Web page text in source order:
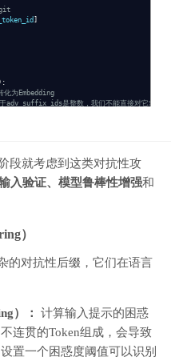
]
为Embedding
adv_suffix_ids是整数，我们不能直接对它求导
或直接操作梯度（Projected Gradient
embedding(adv_suffix_ids.detach())
= True
向传播以确保梯度流向adv_suffix_embed)
)
度来指导选择新的离散Token
连续嵌入投影到词汇表中最近的K个Token
段就考虑到这类对抗性攻
入验证、模型鲁棒性增强和
）
的对抗性后缀，它们在语言
）：
计算输入提示的困惑
连贯的Token组成，会导致
置一个困惑度阈值可以识别